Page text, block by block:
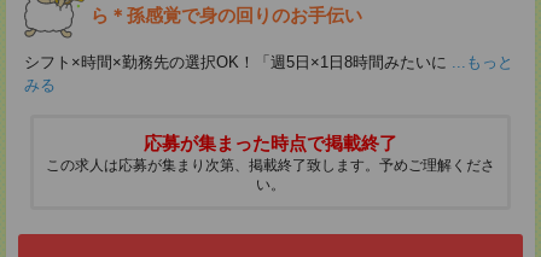
ら＊孫感覚で身の回りのお手伝い
シフト×時間×勤務先の選択OK！「週5日×1日8時間みたいに ...もっと
みる
応募が集まった時点で掲載終了
この求人は応募が集まり次第、掲載終了致します。予めご理解くださ
い。